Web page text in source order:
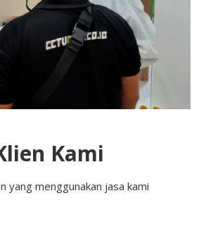
Kami
yang menggunakan jasa kami